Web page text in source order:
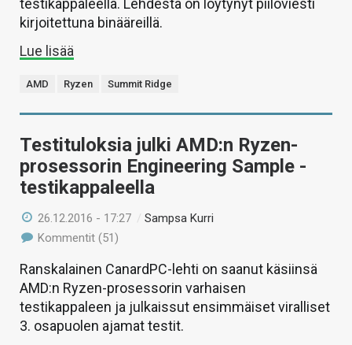
testikappaleella. Lehdestä on löytynyt piiloviesti
kirjoitettuna binääreillä.
Lue lisää
AMD Ryzen Summit Ridge
Testituloksia julki AMD:n Ryzen-
prosessorin Engineering Sample -
testikappaleella
26.12.2016 - 17:27 /Sampsa Kurri
Kommentit (51)
Ranskalainen CanardPC-lehti on saanut käsiinsä
AMD:n Ryzen-prosessorin varhaisen
testikappaleen ja julkaissut ensimmäiset viralliset
3. osapuolen ajamat testit.